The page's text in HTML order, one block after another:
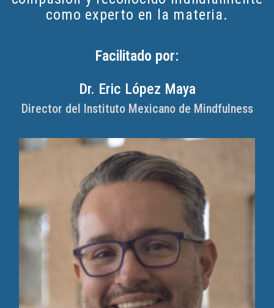
como experto en la materia.
Facilitado por:
Dr. Eric López Maya
Director del Instituto Mexicano de Mindfulness